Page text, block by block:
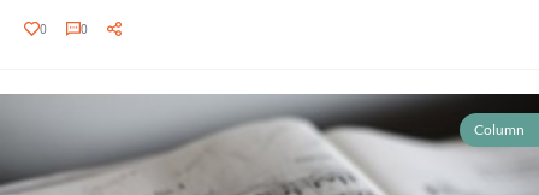
0 0
Column